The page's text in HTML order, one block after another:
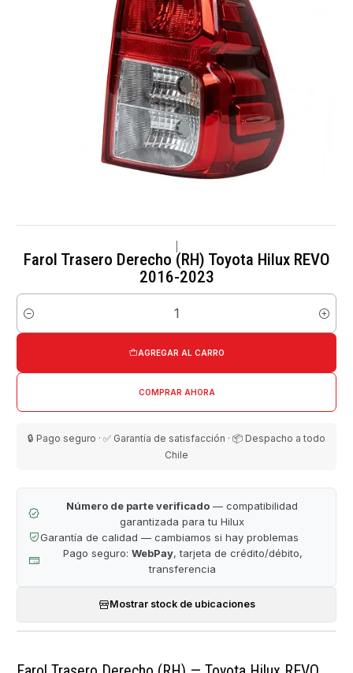
Farol Trasero Derecho (RH) Toyota Hilux REVO
2016-2023
Cantidad
AGREGAR AL CARRO
COMPRAR AHORA
🔒 Pago seguro · ✅ Garantía de satisfacción · 📦 Despacho a todo
Chile
Número de parte verificado — compatibilidad
garantizada para tu Hilux
Garantía de calidad — cambiamos si hay problemas
Pago seguro: WebPay, tarjeta de crédito/débito,
transferencia
Mostrar stock de ubicaciones